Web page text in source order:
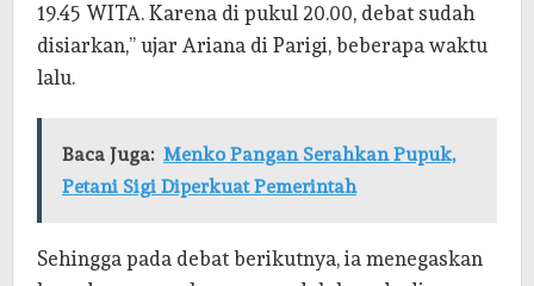
19.45 WITA. Karena di pukul 20.00, debat sudah
disiarkan,” ujar Ariana di Parigi, beberapa waktu
lalu.
Baca Juga: Menko Pangan Serahkan Pupuk,
Petani Sigi Diperkuat Pemerintah
Sehingga pada debat berikutnya, ia menegaskan